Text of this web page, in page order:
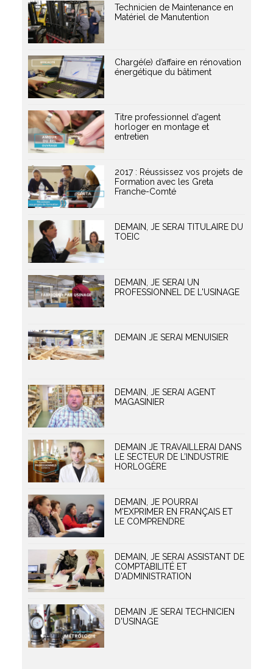
Technicien de Maintenance en
Matériel de Manutention
Chargé(e) d’affaire en rénovation
énergétique du bâtiment
Titre professionnel d'agent
horloger en montage et
entretien
2017 : Réussissez vos projets de
Formation avec les Greta
Franche-Comté
DEMAIN, JE SERAI TITULAIRE DU
TOEIC
DEMAIN, JE SERAI UN
PROFESSIONNEL DE L'USINAGE
DEMAIN JE SERAI MENUISIER
DEMAIN, JE SERAI AGENT
MAGASINIER
DEMAIN JE TRAVAILLERAI DANS
LE SECTEUR DE L’INDUSTRIE
HORLOGÈRE
DEMAIN, JE POURRAI
M'EXPRIMER EN FRANÇAIS ET
LE COMPRENDRE
DEMAIN, JE SERAI ASSISTANT DE
COMPTABILITÉ ET
D'ADMINISTRATION
DEMAIN JE SERAI TECHNICIEN
D'USINAGE